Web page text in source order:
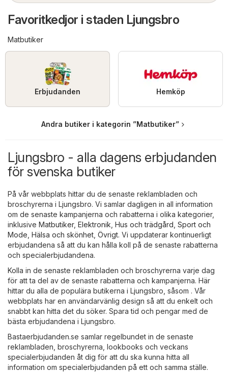
Favoritkedjor i staden Ljungsbro
Matbutiker
Erbjudanden Hemköp
Andra butiker i kategorin ”Matbutiker”
Ljungsbro - alla dagens erbjudanden
för svenska butiker
På vår webbplats hittar du de senaste reklambladen och
broschyrerna i Ljungsbro. Vi samlar dagligen in all information
om de senaste kampanjerna och rabatterna i olika kategorier,
inklusive Matbutiker, Elektronik Hus och trädgård Sport och
Mode Hälsa och skönhet Övrigt. Vi uppdaterar kontinuerligt
erbjudandena så att du kan hålla koll på de senaste rabatterna
och specialerbjudandena.
Kolla in de senaste reklambladen och broschyrerna varje dag
för att ta del av de senaste rabatterna och kampanjerna. Här
hittar du alla de populära butikerna i Ljungsbro, såsom . Vår
webbplats har en användarvänlig design så att du enkelt och
snabbt kan hitta det du söker. Spara tid och pengar med de
bästa erbjudandena i Ljungsbro.
Bastaerbjudanden.se samlar regelbundet in de senaste
reklambladen, broschyrerna, lookbooks och veckans
specialerbjudanden åt dig för att du ska kunna hitta all
information om specialerbjudanden på ett och samma ställe.